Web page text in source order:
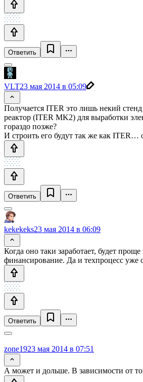
Ответить
VLT23 мая 2014 в 05:09
Получается ITER это лишь некий
реактор (ITER MK2) для выработки
гораздо позже?
И строить его будут так же как ITER…
Ответить
kekekeks23 мая 2014 в 06:09
Когда оно таки заработает, будет
финансирование. Да и техпроцесс уже
Ответить
zone1923 мая 2014 в 07:51
А может и дольше. В зависимости от